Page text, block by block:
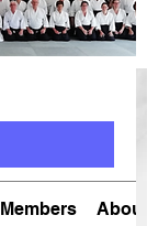
Members About